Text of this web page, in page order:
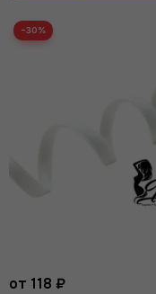
−30%
от 118 ₽